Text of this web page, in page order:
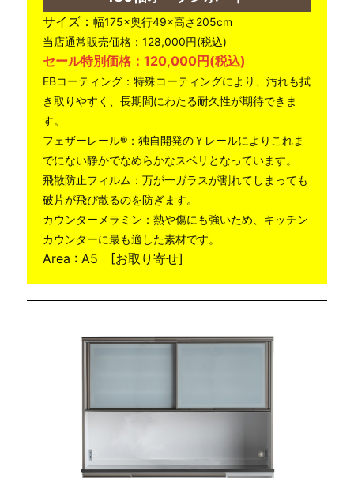
サイズ： 幅175×奥行49×高さ205cm
当店通常販売価格：128,000円(税込)
セール特別価格：120,000円(税込)
EBコーティング：特殊コーティングにより、汚れも拭
き取りやすく、長期間にわたる耐久性が期待できま
す。
フェザーレール®：独自開発のＹレールによりこれま
でにない静かでなめらかなスベリとなっています。
飛散防止フィルム：万が一ガラスが割れてしまっても
破片が飛び散るのを防ぎます。
カウンターメラミン：熱や傷にも強いため、キッチン
カウンターに最も適した素材です。
Area : A5 [お取り寄せ]